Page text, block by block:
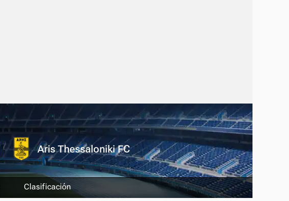
Aris Thessaloniki FC
Clasificación